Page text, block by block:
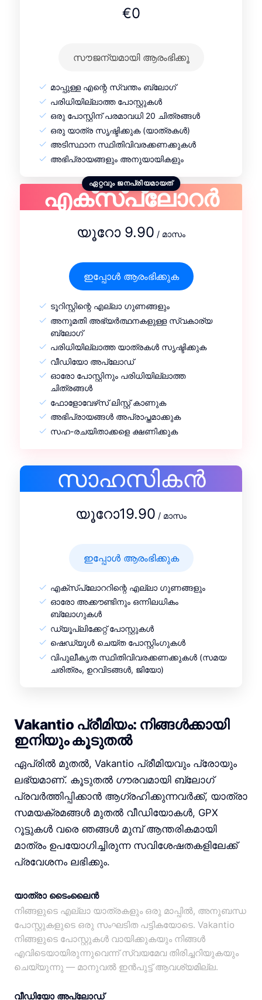
€0
സൗജന്യമായി ആരംഭിക്കൂ
മാപ്പുള്ള എന്റെ സ്വന്തം ബ്ലോഗ്
പരിധിയില്ലാത്ത പോസ്റ്റുകൾ
ഒരു പോസ്റ്റിന് പരമാവധി 20 ചിത്രങ്ങൾ
ഒരു യാത്ര സൃഷ്ടിക്കുക (യാത്രകൾ)
അടിസ്ഥാന സ്ഥിതിവിവരക്കണക്കുകൾ
അഭിപ്രായങ്ങളും അനുയായികളും
ഏറ്റവും ജനപ്രിയമായത്
എക്സ്പ്ലോറർ
യൂറോ 9.90 / മാസം
ഇപ്പോൾ ആരംഭിക്കുക
ടൂറിസ്റ്റിന്റെ എല്ലാ ഗുണങ്ങളും
അനുമതി അഭ്യർത്ഥനകളുള്ള സ്വകാര്യ
ബ്ലോഗ്
പരിധിയില്ലാത്ത യാത്രകൾ സൃഷ്ടിക്കുക
വീഡിയോ അപ്‌ലോഡ്
ഓരോ പോസ്റ്റിനും പരിധിയില്ലാത്ത
ചിത്രങ്ങൾ
ഫോളോവേഴ്‌സ് ലിസ്റ്റ് കാണുക
അഭിപ്രായങ്ങൾ അപ്രാപ്തമാക്കുക
സഹ-രചയിതാക്കളെ ക്ഷണിക്കുക
സാഹസികൻ
യൂറോ19.90 / മാസം
ഇപ്പോൾ ആരംഭിക്കുക
എക്സ്പ്ലോററിന്റെ എല്ലാ ഗുണങ്ങളും
ഓരോ അക്കൗണ്ടിനും ഒന്നിലധികം
ബ്ലോഗുകൾ
ഡ്യൂപ്ലിക്കേറ്റ് പോസ്റ്റുകൾ
ഷെഡ്യൂൾ ചെയ്ത പോസ്റ്റിംഗുകൾ
വിപുലീകൃത സ്ഥിതിവിവരക്കണക്കുകൾ (സമയ
ചരിത്രം, ഉറവിടങ്ങൾ, ജിയോ)
Vakantio പ്രീമിയം: നിങ്ങൾക്കായി
ഇനിയും കൂടുതൽ
ഏപ്രിൽ മുതൽ, Vakantio പ്രീമിയവും പ്രോയും
ലഭ്യമാണ്. കൂടുതൽ ഗൗരവമായി ബ്ലോഗ്
പ്രവർത്തിപ്പിക്കാൻ ആഗ്രഹിക്കുന്നവർക്ക്, യാത്രാ
സമയക്രമങ്ങൾ മുതൽ വീഡിയോകൾ, GPX
റൂട്ടുകൾ വരെ ഞങ്ങൾ മുമ്പ് ആന്തരികമായി
മാത്രം ഉപയോഗിച്ചിരുന്ന സവിശേഷതകളിലേക്ക്
പ്രവേശനം ലഭിക്കും.
യാത്രാ ടൈംലൈൻ
നിങ്ങളുടെ എല്ലാ യാത്രകളും ഒരു മാപ്പിൽ, അനുബന്ധ
പോസ്റ്റുകളുടെ ഒരു സംഘടിത പട്ടികയോടെ. Vakantio
നിങ്ങളുടെ പോസ്റ്റുകൾ വായിക്കുകയും നിങ്ങൾ
എവിടെയായിരുന്നുവെന്ന് സ്വയമേവ തിരിച്ചറിയുകയും
ചെയ്യുന്നു — മാനുവൽ ഇൻപുട്ട് ആവശ്യമില്ല.
വീഡിയോ അപ്‌ലോഡ്